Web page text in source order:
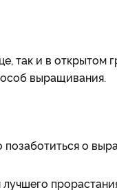
так и в открытом
выращивания.
позаботиться о